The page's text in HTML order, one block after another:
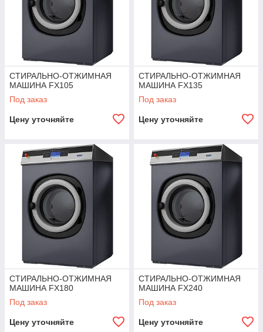
СТИРАЛЬНО-ОТЖИМНАЯ
МАШИНА FX105
Под заказ
Цену уточняйте
СТИРАЛЬНО-ОТЖИМНАЯ
МАШИНА FX135
Под заказ
Цену уточняйте
СТИРАЛЬНО-ОТЖИМНАЯ
МАШИНА FX180
Под заказ
Цену уточняйте
СТИРАЛЬНО-ОТЖИМНАЯ
МАШИНА FX240
Под заказ
Цену уточняйте